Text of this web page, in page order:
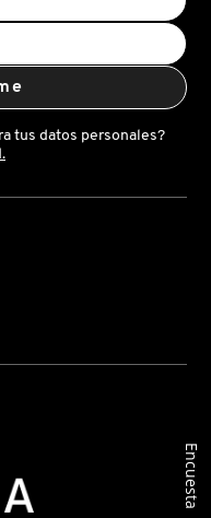
tus datos personales?
Encuesta